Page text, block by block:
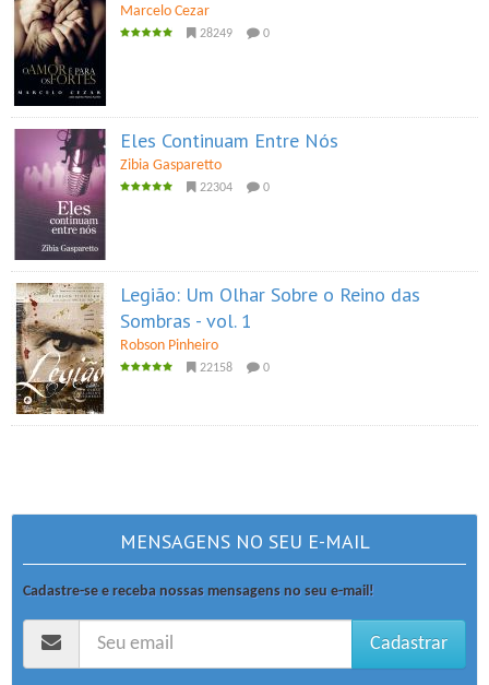
Marcelo Cezar
28249 0
Eles Continuam Entre Nós
Zibia Gasparetto
22304 0
Legião: Um Olhar Sobre o Reino das
Sombras - vol. 1
Robson Pinheiro
22158 0
MENSAGENS NO SEU E-MAIL
Cadastre-se e receba nossas mensagens no seu e-mail!
Cadastrar